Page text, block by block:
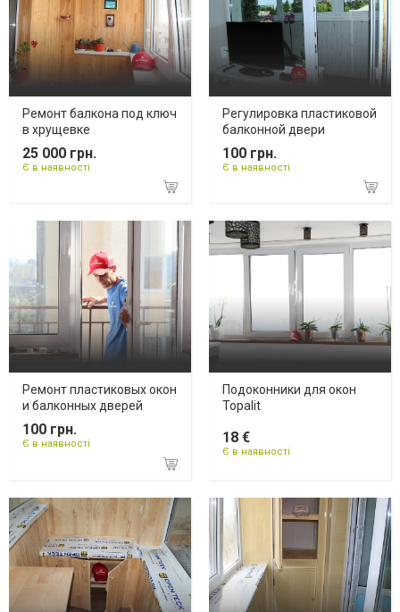
Ремонт балкона под ключ
в хрущевке
25 000 грн.
Є в наявності
Регулировка пластиковой
балконной двери
100 грн.
Є в наявності
Ремонт пластиковых окон
и балконных дверей
100 грн.
Є в наявності
Подоконники для окон
Topalit
18 €
Є в наявності